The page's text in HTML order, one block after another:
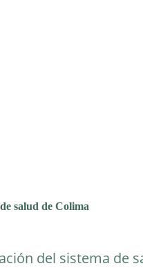
salud de Colima
del sistema de